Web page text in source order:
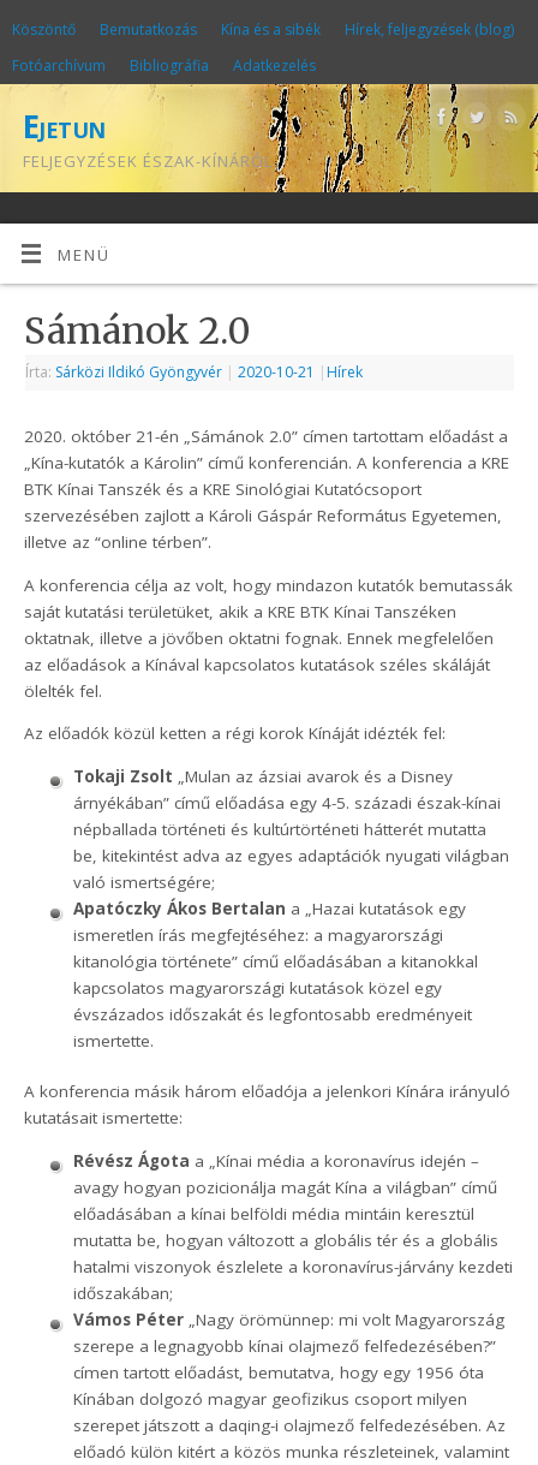
Köszöntő Bemutatkozás Kína és a sibék
Hírek, feljegyzések (blog)
Fotóarchívum
Bibliográfia Adatkezelés
Ejetun
FELJEGYZÉSEK ÉSZAK-KÍNÁRÓL
MENÜ
Sámánok 2.0
Írta: Sárközi Ildikó Gyöngyvér | 2020-10-21 | Hírek
2020. október 21-én „Sámánok 2.0” címen tartottam előadást a
„Kína-kutatók a Károlin” című konferencián. A konferencia a KRE
BTK Kínai Tanszék és a KRE Sinológiai Kutatócsoport
szervezésében zajlott a Károli Gáspár Református Egyetemen,
illetve az “online térben”.
A konferencia célja az volt, hogy mindazon kutatók bemutassák
saját kutatási területüket, akik a KRE BTK Kínai Tanszéken
oktatnak, illetve a jövőben oktatni fognak. Ennek megfelelően
az előadások a Kínával kapcsolatos kutatások széles skáláját
ölelték fel.
Az előadók közül ketten a régi korok Kínáját idézték fel:
Tokaji Zsolt „Mulan az ázsiai avarok és a Disney
árnyékában” című előadása egy 4-5. századi észak-kínai
népballada történeti és kultúrtörténeti hátterét mutatta
be, kitekintést adva az egyes adaptációk nyugati világban
való ismertségére;
Apatóczky Ákos Bertalan a „Hazai kutatások egy
ismeretlen írás megfejtéséhez: a magyarországi
kitanológia története” című előadásában a kitanokkal
kapcsolatos magyarországi kutatások közel egy
évszázados időszakát és legfontosabb eredményeit
ismertette.
A konferencia másik három előadója a jelenkori Kínára irányuló
kutatásait ismertette:
Révész Ágota a „Kínai média a koronavírus idején –
avagy hogyan pozicionálja magát Kína a világban” című
előadásában a kínai belföldi média mintáin keresztül
mutatta be, hogyan változott a globális tér és a globális
hatalmi viszonyok észlelete a koronavírus-járvány kezdeti
időszakában;
Vámos Péter„Nagy örömünnep: mi volt Magyarország
szerepe a legnagyobb kínai olajmező felfedezésében?”
címen tartott előadást, bemutatva, hogy egy 1956 óta
Kínában dolgozó magyar geofizikus csoport milyen
szerepet játszott a daqing-i olajmező felfedezésében. Az
előadó külön kitért a közös munka részleteinek, valamint